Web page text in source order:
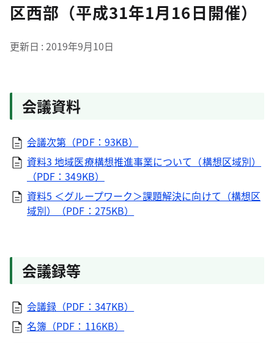
区西部（平成31年1月16日開催）
更新日 2019年9月10日
会議資料
会議次第（PDF：93KB）
資料3 地域医療構想推進事業について（構想区域別）
（PDF：349KB）
資料5 ＜グループワーク＞課題解決に向けて（構想区
域別）（PDF：275KB）
会議録等
会議録（PDF：347KB）
名簿（PDF：116KB）